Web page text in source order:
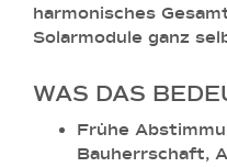
harmonisches
Solarmodule ganz
WAS DAS
Frühe
Bauherrschaft,